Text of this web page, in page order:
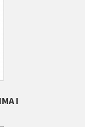
I